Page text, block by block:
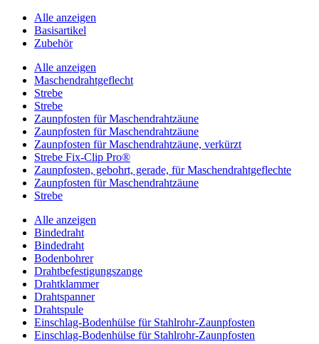
Alle anzeigen
Basisartikel
Zubehör
Alle anzeigen
Maschendrahtgeflecht
Strebe
Strebe
Zaunpfosten für Maschendrahtzäune
Zaunpfosten für Maschendrahtzäune
Zaunpfosten für Maschendrahtzäune, verkürzt
Strebe Fix-Clip Pro®
Zaunpfosten, gebohrt, gerade, für Maschendrahtgeflechte
Zaunpfosten für Maschendrahtzäune
Strebe
Alle anzeigen
Bindedraht
Bindedraht
Bodenbohrer
Drahtbefestigungszange
Drahtklammer
Drahtspanner
Drahtspule
Einschlag-Bodenhülse für Stahlrohr-Zaunpfosten
Einschlag-Bodenhülse für Stahlrohr-Zaunpfosten